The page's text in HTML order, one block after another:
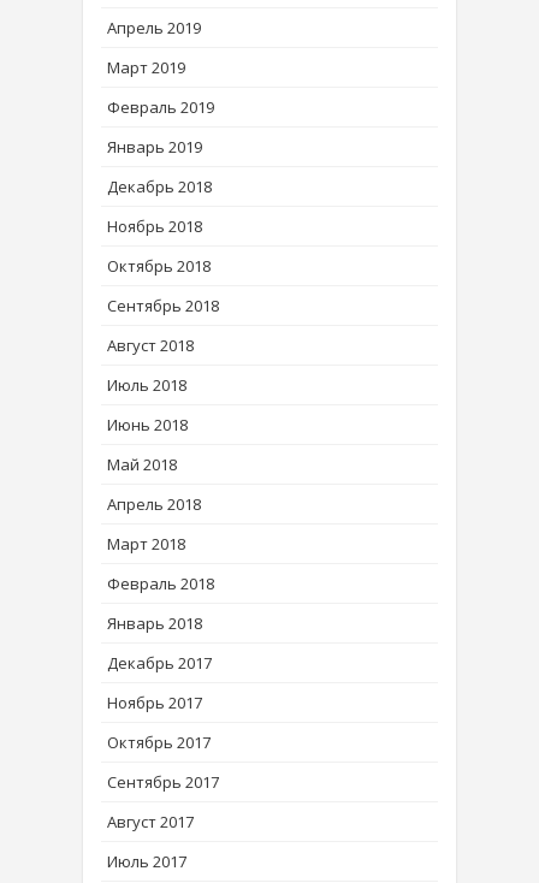
Апрель 2019
Март 2019
Февраль 2019
Январь 2019
Декабрь 2018
Ноябрь 2018
Октябрь 2018
Сентябрь 2018
Август 2018
Июль 2018
Июнь 2018
Май 2018
Апрель 2018
Март 2018
Февраль 2018
Январь 2018
Декабрь 2017
Ноябрь 2017
Октябрь 2017
Сентябрь 2017
Август 2017
Июль 2017